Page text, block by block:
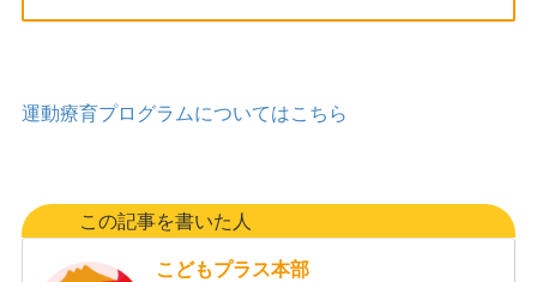
運動療育プログラムについてはこちら
この記事を書いた人
こどもプラス本部